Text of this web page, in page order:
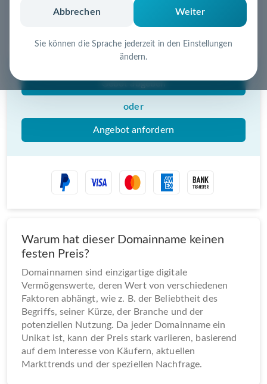
Abbrechen Weiter
Sie können die Sprache jederzeit in den Einstellungen
ändern.
Schnell, sicher und unkompliziert zur eigenen
Gebot abgeben
oder
Angebot anfordern
Warum hat dieser Domainname keinen
festen Preis?
Domainnamen sind einzigartige digitale
Vermögenswerte, deren Wert von verschiedenen
Faktoren abhängt, wie z. B. der Beliebtheit des
Begriffs, seiner Kürze, der Branche und der
potenziellen Nutzung. Da jeder Domainname ein
Unikat ist, kann der Preis stark variieren, basierend
auf dem Interesse von Käufern, aktuellen
Markttrends und der speziellen Nachfrage.